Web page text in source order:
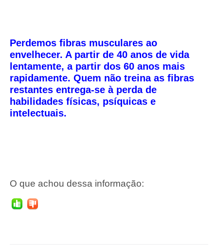
Perdemos fibras musculares ao
envelhecer. A partir de 40 anos de vida
lentamente, a partir dos 60 anos mais
rapidamente. Quem não treina as fibras
restantes entrega-se à perda de
habilidades físicas, psíquicas e
intelectuais.
O que achou dessa informação: